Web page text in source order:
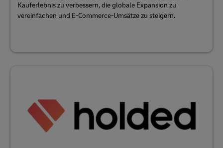
Kauferlebnis zu verbessern, die globale Expansion zu
vereinfachen und E-Commerce-Umsätze zu steigern.